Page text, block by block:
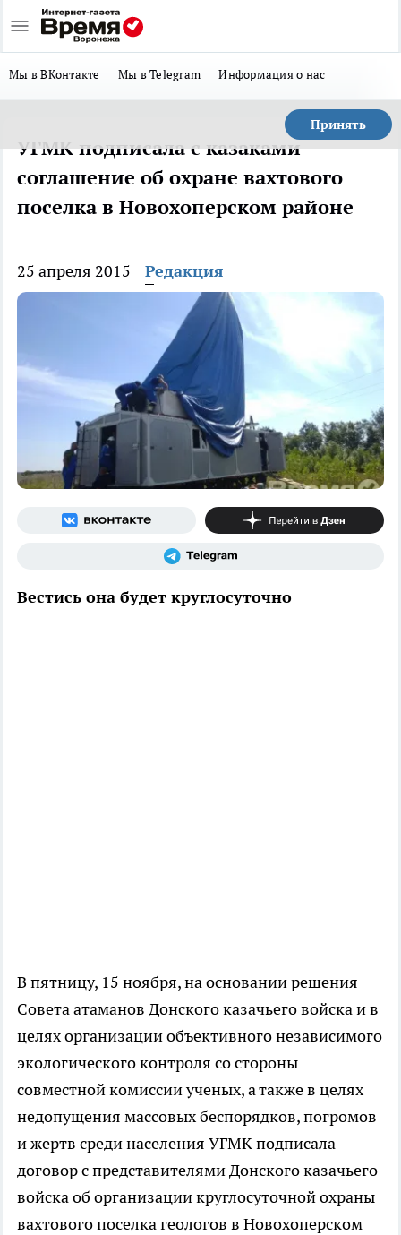
Мы в ВКонтакте Мы в Telegram Информация о нас
Принять
УГМК подписала с казаками
соглашение об охране вахтового
поселка в Новохоперском районе
25 апреля 2015 Редакция
Вестись она будет круглосуточно
В пятницу, 15 ноября, на основании решения
Совета атаманов Донского казачьего войска и в
целях организации объективного независимого
экологического контроля со стороны
совместной комиссии ученых, а также в целях
недопущения массовых беспорядков, погромов
и жертв среди населения УГМК подписала
договор с представителями Донского казачьего
войска об организации круглосуточной охраны
вахтового поселка геологов в Новохоперском